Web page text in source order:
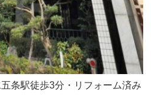
条駅徒歩3分・リフォーム済み